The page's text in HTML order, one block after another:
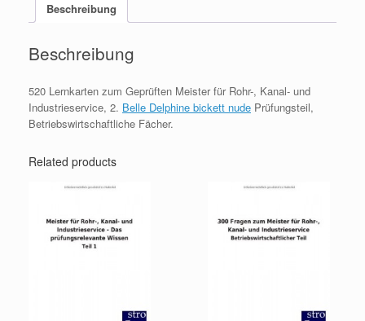
Industrieservice
Beschreibung
Beschreibung
520 Lernkarten zum Geprüften Meister für Rohr-, Kanal- und
Industrieservice, 2. Belle Delphine bickett nude Prüfungsteil,
Betriebswirtschaftliche Fächer.
Related products